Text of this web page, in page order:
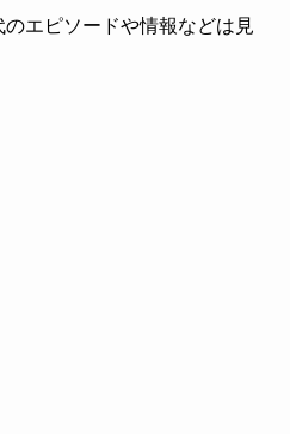
エピソードや情報などは見